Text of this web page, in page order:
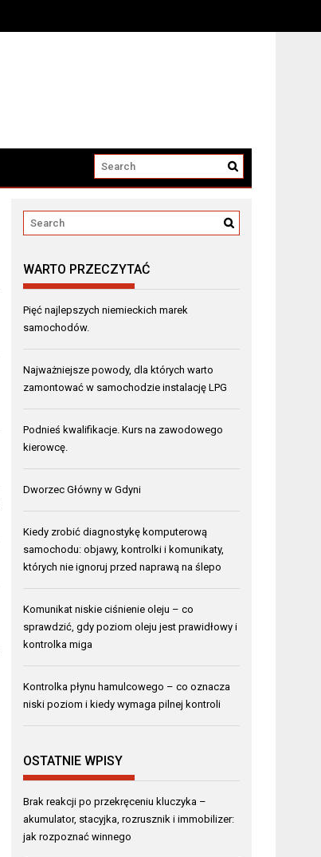
WARTO PRZECZYTAĆ
Pięć najlepszych niemieckich marek
samochodów.
Najważniejsze powody, dla których warto
zamontować w samochodzie instalację LPG
Podnieś kwalifikacje. Kurs na zawodowego
kierowcę.
Dworzec Główny w Gdyni
Kiedy zrobić diagnostykę komputerową
samochodu: objawy, kontrolki i komunikaty,
których nie ignoruj przed naprawą na ślepo
Komunikat niskie ciśnienie oleju – co
sprawdzić, gdy poziom oleju jest prawidłowy i
kontrolka miga
Kontrolka płynu hamulcowego – co oznacza
niski poziom i kiedy wymaga pilnej kontroli
OSTATNIE WPISY
Brak reakcji po przekręceniu kluczyka –
akumulator, stacyjka, rozrusznik i immobilizer:
jak rozpoznać winnego